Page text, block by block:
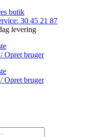
butik
30 45 21 87
levering
Opret bruger
Opret bruger